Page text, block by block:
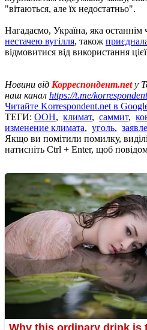
"вітаються, але їх недостатньо".
Нагадаємо, Україна, яка останнім
нестачею вугілля, також
відмовитися від використання
Новини від Корреспондент.netу
наш канал https://t.me/
Читайте Korrespondent.net в
ТЕГИ: ООН, климат, саммит,
изменение климата, уголь,
Якщо ви помітили помилку,
натисніть Ctrl + Enter, щоб